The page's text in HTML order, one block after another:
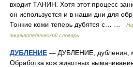
входит ТАНИН. Хотя этот процесс
он используется и в наши дни для
Тонкие кожи теперь дубятся с… …
энциклопедический словарь
ДУБЛЕНИЕ — ДУБЛЕНИЕ, дубления,
Обработка кож животных